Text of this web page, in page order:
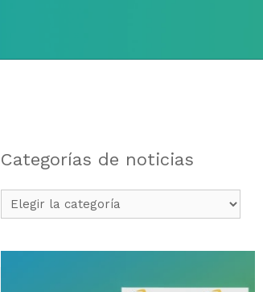
Categorías de noticias
Categorías
de